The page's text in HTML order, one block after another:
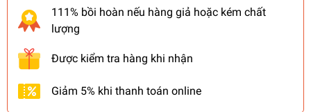
111% bồi hoàn nếu hàng giả hoặc kém chất
lượng
Được kiểm tra hàng khi nhận
Giảm 5% khi thanh toán online